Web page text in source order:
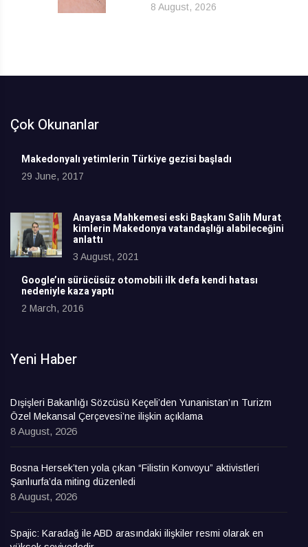
8 August, 2026
Çok Okunanlar
Makedonyalı yetimlerin Türkiye gezisi başladı
29 June, 2017
Anayasa Mahkemesi eski Başkanı Salih Murat
kimlerin Makedonya vatandaşlığı alabileceğini
anlattı
3 August, 2021
Google’ın sürücüsüz otomobili ilk defa kendi hatası
nedeniyle kaza yaptı
2 March, 2016
Yeni Haber
Dışişleri Bakanlığı Sözcüsü Keçeli’den Yunanistan’ın Turizm
Özel Mekansal Çerçevesi’ne ilişkin açıklama
8 August, 2026
Bosna Hersek’ten yola çıkan “Filistin Konvoyu” aktivistleri
Şanlıurfa’da miting düzenledi
8 August, 2026
Spajic: Karadağ ile ABD arasındaki ilişkiler resmi olarak en